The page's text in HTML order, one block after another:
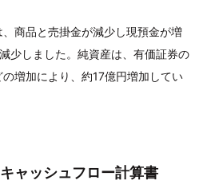
商品と売掛金が減少し現預金が増
少しました。純資産は、有価証券の
増加により、約17億円増加してい
ャッシュフロー計算書